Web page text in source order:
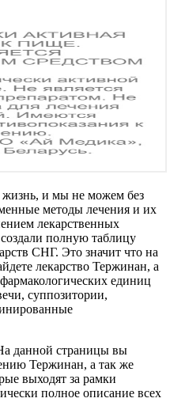
и мы не можем без
методы лечения и их
лекарственных
полную таблицу
СНГ. Это значит что на
лекарство Тержинан, а
единиц
суппозитории,
данной страницы вы
Тержинан, а так же
выходят за рамки
полное описание всех